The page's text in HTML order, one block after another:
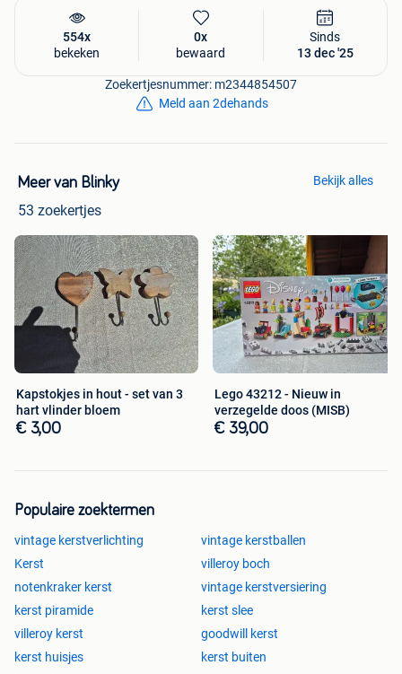
554x
bekeken
0x
bewaard
Sinds
13 dec '25
Zoekertjesnummer: m2344854507
Meld aan 2dehands
Meer van Blinky
53 zoekertjes
Bekijk alles
Kapstokjes in hout - set van 3
hart vlinder bloem
€ 3,00
Lego 43212 - Nieuw in
verzegelde doos (MISB)
€ 39,00
Populaire zoektermen
vintage kerstverlichting
vintage kerstballen
Kerst
villeroy boch
notenkraker kerst
vintage kerstversiering
kerst piramide
kerst slee
villeroy kerst
goodwill kerst
kerst huisjes
kerst buiten